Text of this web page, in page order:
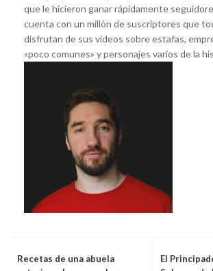
que le hicieron ganar rápidamente
cuenta con un millón de suscriptores que
disfrutan de sus vídeos sobre estafas,
«poco comunes» y personajes varios de la
Recetas de una abuela
El